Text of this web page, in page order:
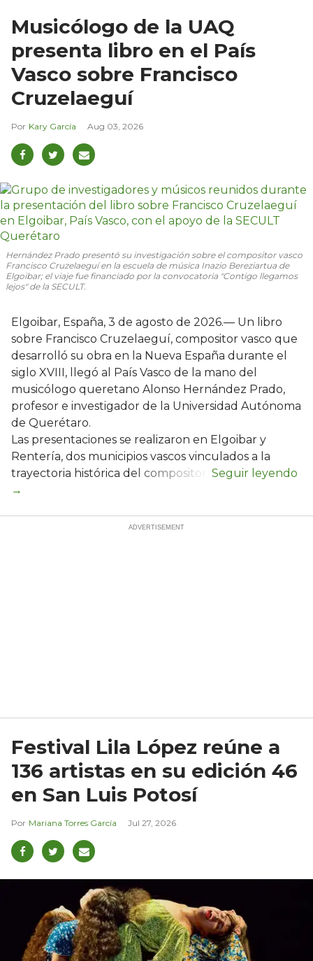
Musicólogo de la UAQ
presenta libro en el País
Vasco sobre Francisco
Cruzelaeguí
Kary García Aug 03, 2026
Hernández Prado presentó su investigación sobre el compositor vasco
Francisco Cruzelaeguí en la escuela de música Inazio Bereziartua de
Elgoibar; el viaje fue financiado por la convocatoria "Contigo llegamos
lejos" de la SECULT.
Elgoibar, España, 3 de agosto de 2026.— Un libro
sobre Francisco Cruzelaeguí, compositor vasco que
desarrolló su obra en la Nueva España durante el
siglo XVIII, llegó al País Vasco de la mano del
musicólogo queretano Alonso Hernández Prado,
profesor e investigador de la Universidad Autónoma
de Querétaro.
Las presentaciones se realizaron en Elgoibar y
Rentería, dos municipios vascos vinculados a la
trayectoria histórica del compositor.
Festival Lila López reúne a
136 artistas en su edición 46
en San Luis Potosí
Mariana Torres García Jul 27, 2026